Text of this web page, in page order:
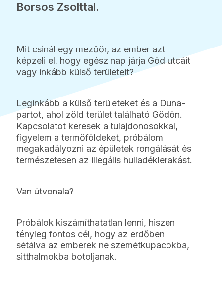
Borsos Zsolttal.
Mit csinál egy mezőőr, az ember azt
képzeli el, hogy egész nap járja Göd utcáit
vagy inkább külső területeit?
Leginkább a külső területeket és a Duna-
partot, ahol zöld terület található Gödön.
Kapcsolatot keresek a tulajdonosokkal,
figyelem a termőföldeket, próbálom
megakadályozni az épületek rongálását és
természetesen az illegális hulladéklerakást.
Van útvonala?
Próbálok kiszámíthatatlan lenni, hiszen
tényleg fontos cél, hogy az erdőben
sétálva az emberek ne szemétkupacokba,
sitthalmokba botoljanak.